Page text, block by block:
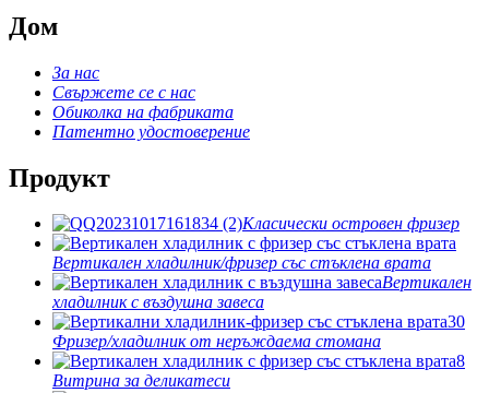
Дом
За нас
Свържете се с нас
Обиколка на фабриката
Патентно удостоверение
Продукт
Класически островен фризер
Вертикален хладилник/фризер със стъклена врата
Вертикален
хладилник с въздушна завеса
Фризер/хладилник от неръждаема стомана
Витрина за деликатеси